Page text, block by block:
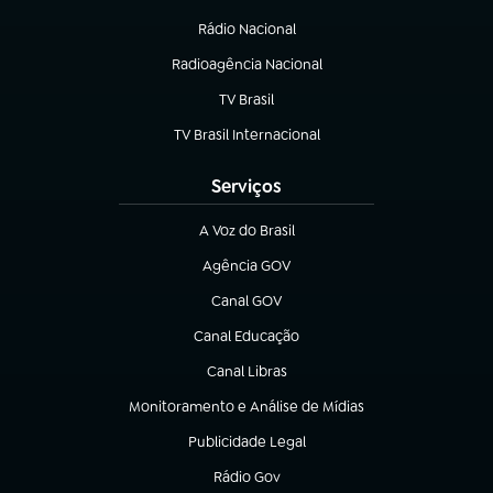
Rádio Nacional
Radioagência Nacional
(abre em nova aba)
TV Brasil
(abre em nova aba)
TV Brasil Internacional
(abre em nova aba)
Serviços
A Voz do Brasil
(abre em nova aba)
Agência GOV
(abre em nova aba)
Canal GOV
(abre em nova aba)
Canal Educação
(abre em nova aba)
Canal Libras
(abre em nova aba)
Monitoramento e Análise de Mídias
(abre em nova aba)
Publicidade Legal
(abre em nova aba)
Rádio Gov
(abre em nova aba)